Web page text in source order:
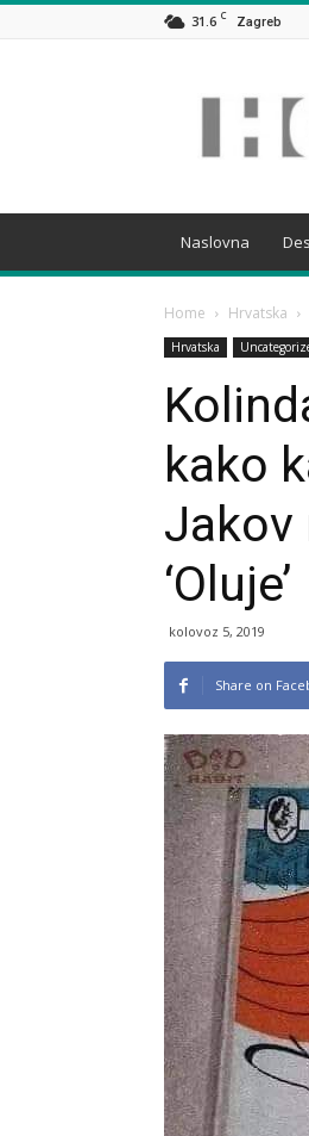
31.6 C Zagreb
Naslovna
Home Hrvatska
Hrvatska
kako
Jakov
‘Oluje’
kolovoz 5, 2019
Share on